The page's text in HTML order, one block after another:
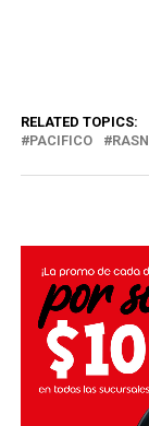
RELATED TOPICS:
PACIFICO